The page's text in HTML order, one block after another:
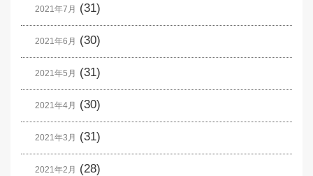
2021年7月 (31)
2021年6月 (30)
2021年5月 (31)
2021年4月 (30)
2021年3月 (31)
2021年2月 (28)